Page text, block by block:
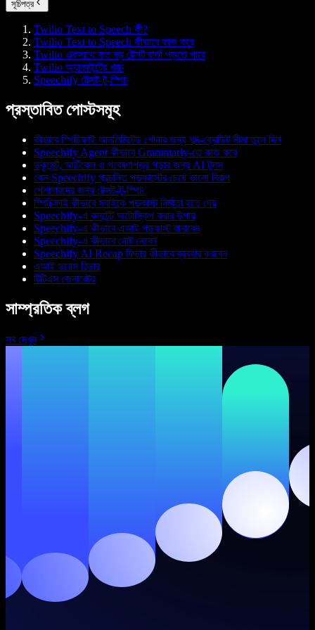
সূচিপত্র
Twilio Text to Speech কী?
Twilio Text to Speech কীভাবে কাজ করে
Twilio একসাথে কত বড় টেক্সট বার্তা পড়তে পারে
Twilio অ্যাকাউন্টের খরচ
Speechify টেক্সট-টু-স্পিচ
প্রস্তাবিত পোস্টসমূহ
কীভাবে স্পিচিফাই আনলিমিটেড শোনার জন্য শব্দ-ক্রেডিট সীমা তুলে দিল
Speechify Agent কীভাবে Grammarly-তে কাজ করে
ডকুমেন্ট, আর্টিকেল ও গবেষণাপত্র পড়ার জন্য AI টুলস
কেন Speechify প্রচলিত পডকাস্টের চেয়ে ভালো বিকল্প
পেশাদারদের জন্য টেক্সট-টু-স্পিচ
স্পিচিফাই কীভাবে সবাইকে পডকাস্ট নির্মাতা হতে দেয়
Speechify-এ কনটেন্ট অটোস্কিপ করার উপায়
Speechify-এ কীভাবে এআই পডকাস্ট বানাবেন
Speechify-এ কীভাবে নোট নেবেন
Speechify AI Recap ফিচার কীভাবে ব্যবহার করবেন
এআই ভয়েস রিডার
টিটিএস জেনারেটর
সাম্প্রতিক ব্লগ
সব দেখুন